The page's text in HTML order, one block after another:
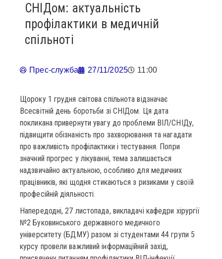
СНІДом: актуальність
профілактики в медичній
спільноті
Прес-служба 27/11/2025 11:00
Щороку 1 грудня світова спільнота відзначає
Всесвітній день боротьби зі СНІДом. Ця дата
покликана привернути увагу до проблеми ВІЛ/СНІДу,
підвищити обізнаність про захворювання та нагадати
про важливість профілактики і тестування. Попри
значний прогрес у лікуванні, тема залишається
надзвичайно актуальною, особливо для медичних
працівників, які щодня стикаються з ризиками у своїй
професійній діяльності.
Напередодні, 27 листопада, викладачі кафедри хірургії
№2 Буковинського державного медичного
університету (БДМУ) разом зі студентами 44 групи 5
курсу провели важливий інформаційний захід,